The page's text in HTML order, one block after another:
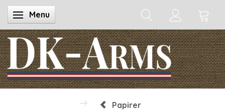
Skifte navigation
Menu
Papirer